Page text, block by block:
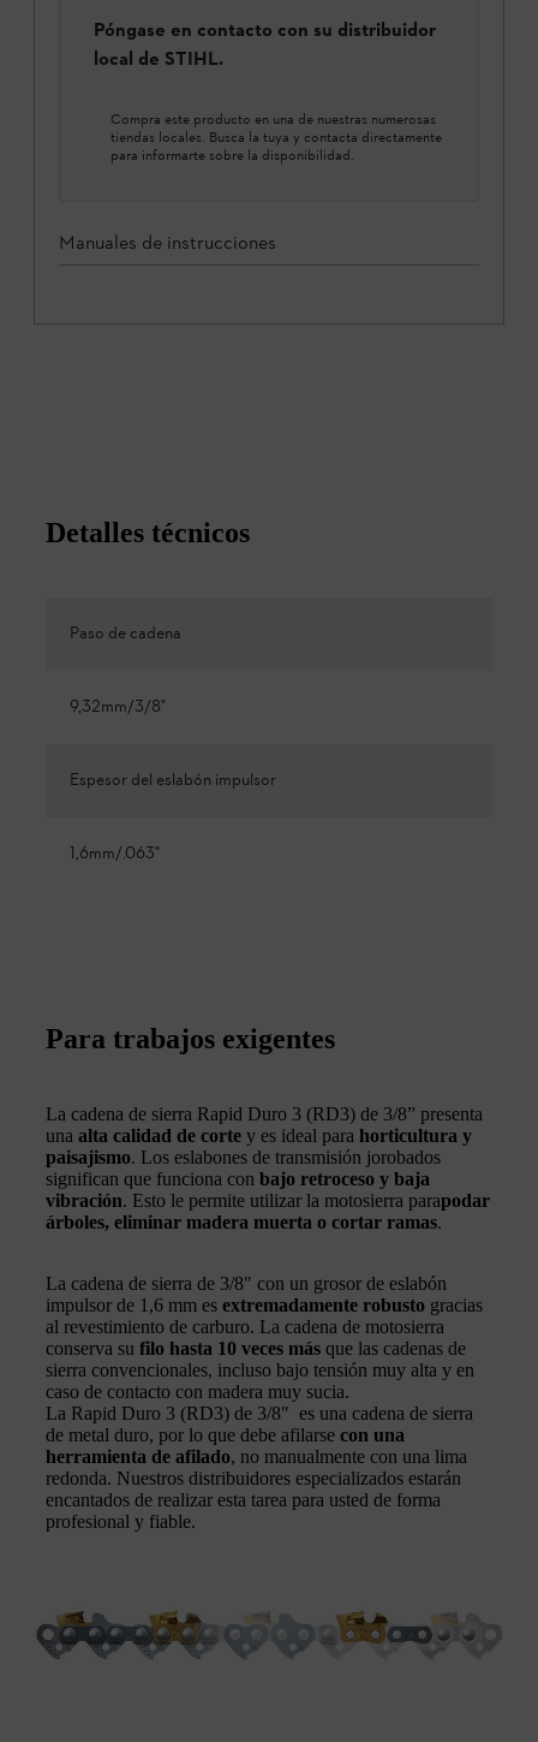
Póngase en contacto con su distribuidor
local de STIHL.
Compra este producto en una de nuestras numerosas
tiendas locales. Busca la tuya y contacta directamente
para informarte sobre la disponibilidad.
Manuales de instrucciones
Detalles técnicos
Paso de cadena
9,32mm/3/8"
Espesor del eslabón impulsor
1,6mm/.063"
Para trabajos exigentes
La cadena de sierra Rapid Duro 3 (RD3) de 3/8” presenta
una alta calidad de corte y es ideal para horticultura y
paisajismo. Los eslabones de transmisión jorobados
significan que funciona con bajo retroceso y baja
vibración. Esto le permite utilizar la motosierra parapodar
árboles, eliminar madera muerta o cortar ramas.
La cadena de sierra de 3/8" con un grosor de eslabón
impulsor de 1,6 mm es extremadamente robusto gracias
al revestimiento de carburo. La cadena de motosierra
conserva su filo hasta 10 veces más que las cadenas de
sierra convencionales, incluso bajo tensión muy alta y en
caso de contacto con madera muy sucia.
La Rapid Duro 3 (RD3) de 3/8" es una cadena de sierra
de metal duro, por lo que debe afilarse con una
herramienta de afilado, no manualmente con una lima
redonda. Nuestros distribuidores especializados estarán
encantados de realizar esta tarea para usted de forma
profesional y fiable.